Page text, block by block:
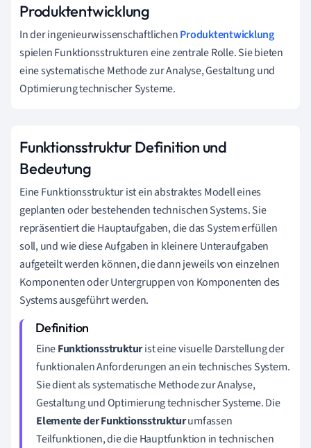
Produktentwicklung
In der ingenieurwissenschaftlichenProduktentwicklung
spielen Funktionsstrukturen eine zentrale Rolle. Sie bieten
eine systematische Methode zur Analyse, Gestaltung und
Optimierung technischer Systeme.
Funktionsstruktur Definition und
Bedeutung
Eine Funktionsstruktur ist ein abstraktes Modell eines
geplanten oder bestehenden technischen Systems. Sie
repräsentiert die Hauptaufgaben, die das System erfüllen
soll, und wie diese Aufgaben in kleinere Unteraufgaben
aufgeteilt werden können, die dann jeweils von einzelnen
Komponenten oder Untergruppen von Komponenten des
Systems ausgeführt werden.
EineFunktionsstrukturist eine visuelle Darstellung der
funktionalen Anforderungen an ein technisches System.
Sie dient als systematische Methode zur Analyse,
Gestaltung und Optimierung technischer Systeme. Die
Elemente der Funktionsstrukturumfassen
Teilfunktionen, die die Hauptfunktion in technischen